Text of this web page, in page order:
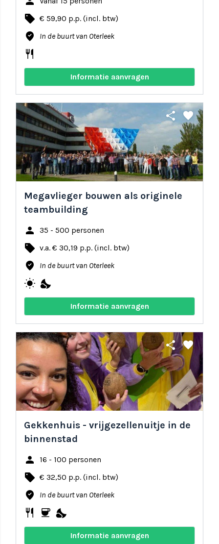
local_offer € 59,90 p.p. (incl. btw)
where_to_vote In de buurt van Oterleek
restaurant
Informatie aanvragen
share favorite
Megavlieger bouwen als originele
teambuilding
person 35 - 500 personen
local_offer v.a. € 30,19 p.p. (incl. btw)
where_to_vote In de buurt van Oterleek
wb_sunny nights_stay
Informatie aanvragen
share favorite
Gekkenhuis - vrijgezellenuitje in de
binnenstad
person 16 - 100 personen
local_offer € 32,50 p.p. (incl. btw)
where_to_vote In de buurt van Oterleek
restaurant coffee nights_stay
Informatie aanvragen